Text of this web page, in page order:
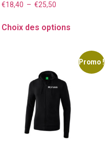
€18,40 – €25,50
Choix des options
Promo !